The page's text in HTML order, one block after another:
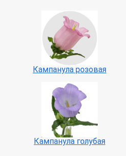
Кампанула розовая
Кампанула голубая